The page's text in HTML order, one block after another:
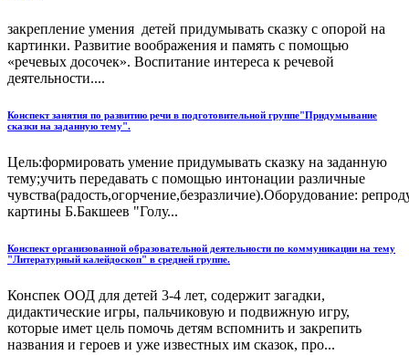
закрепление умения детей придумывать сказку с опорой на
картинки. Развитие воображения и память с помощью
«речевых досочек». Воспитание интереса к речевой
деятельности....
Конспект занятия по развитию речи в подготовительной группе"Придумывание
сказки на заданную тему".
Цель:формировать умение придумывать сказку на заданную
тему;учить передавать с помощью интонации различные
чувства(радость,огорчение,безразличие).Оборудование:
картины Б.Бакшеев "Голу...
Конспект организованной образовательной деятельности по коммуникации на тему
"Литературный калейдоскоп" в средней группе.
Конспек ООД для детей 3-4 лет, содержит загадки,
дидактические игры, пальчиковую и подвижную игру,
которые имет цель помочь детям вспомнить и закрепить
названия и героев и уже известных им сказок, про...